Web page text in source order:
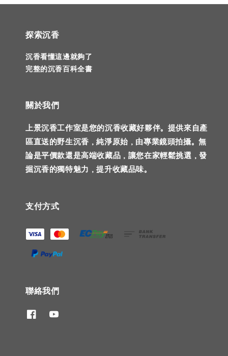
探索沉香
沉香看懂這邊就夠了
完整的沉香百科全書
關於我們
上景沉香工作室是您的沉香收藏好夥伴。提供來自產
區直送的野生沉香，純淨原始，由專業鏡頭拍攝。無
論是平價款還是高端收藏品，讓您在家輕鬆挑選，發
掘沉香的獨特魅力，提升收藏品味。
支付方式
聯絡我們